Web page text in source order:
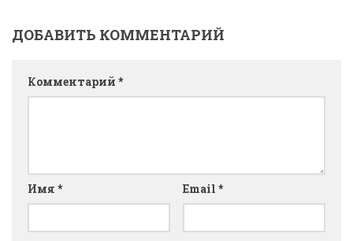
ДОБАВИТЬ КОММЕНТАРИЙ
Комментарий *
Имя * Email *